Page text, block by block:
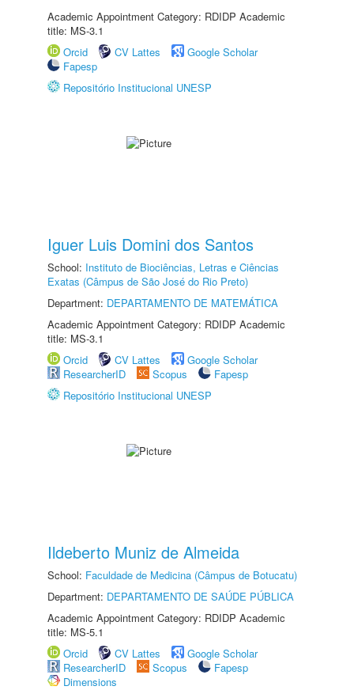
Academic Appointment Category: RDIDP Academic
title: MS-3.1
Orcid
CV Lattes
Google Scholar
Fapesp
Repositório Institucional UNESP
Iguer Luis Domini dos Santos
School: Instituto de Biociências, Letras e Ciências
Exatas (Câmpus de São José do Rio Preto)
Department: DEPARTAMENTO DE MATEMÁTICA
Academic Appointment Category: RDIDP Academic
title: MS-3.1
Orcid
CV Lattes
Google Scholar
ResearcherID
Scopus
Fapesp
Repositório Institucional UNESP
Ildeberto Muniz de Almeida
School: Faculdade de Medicina (Câmpus de Botucatu)
Department: DEPARTAMENTO DE SAÚDE PÚBLICA
Academic Appointment Category: RDIDP Academic
title: MS-5.1
Orcid
CV Lattes
Google Scholar
ResearcherID
Scopus
Fapesp
Dimensions